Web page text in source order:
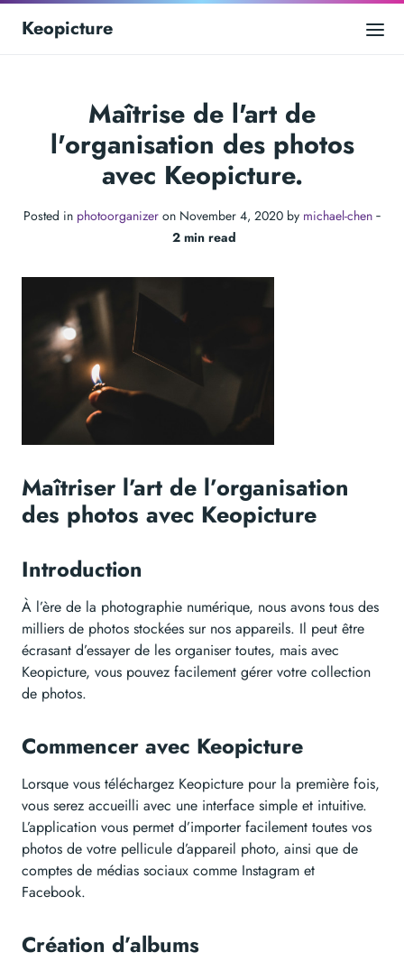
Keopicture
Maîtrise de l'art de
l'organisation des photos
avec Keopicture.
Posted in photoorganizer on November 4, 2020 by michael-chen ‐
2 min read
Maîtriser l’art de l’organisation
des photos avec Keopicture
Introduction
À l’ère de la photographie numérique, nous avons tous des
milliers de photos stockées sur nos appareils. Il peut être
écrasant d’essayer de les organiser toutes, mais avec
Keopicture, vous pouvez facilement gérer votre collection
de photos.
Commencer avec Keopicture
Lorsque vous téléchargez Keopicture pour la première fois,
vous serez accueilli avec une interface simple et intuitive.
L’application vous permet d’importer facilement toutes vos
photos de votre pellicule d’appareil photo, ainsi que de
comptes de médias sociaux comme Instagram et
Facebook.
Création d’albums